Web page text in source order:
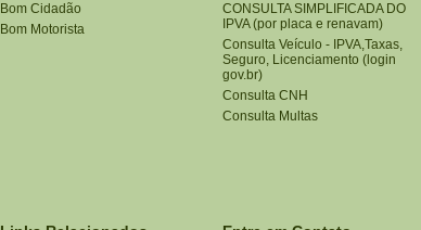
Bom Cidadão
Bom Motorista
CONSULTA SIMPLIFICADA DO
IPVA (por placa e renavam)
Consulta Veículo - IPVA,Taxas,
Seguro, Licenciamento (login
gov.br)
Consulta CNH
Consulta Multas